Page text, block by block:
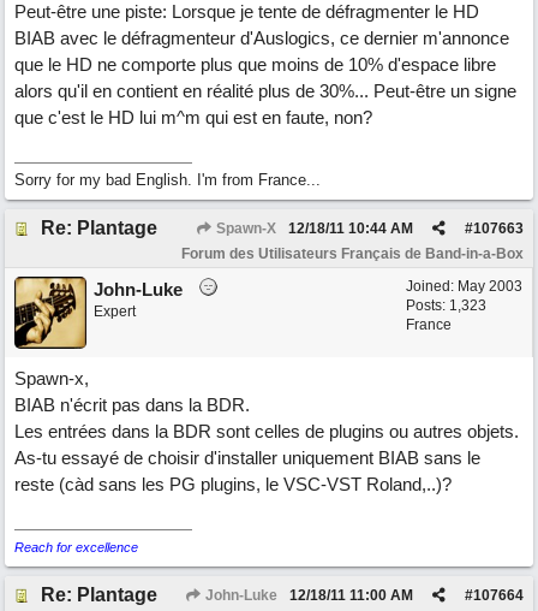
Peut-être une piste: Lorsque je tente de défragmenter le HD
BIAB avec le défragmenteur d'Auslogics, ce dernier m'annonce
que le HD ne comporte plus que moins de 10% d'espace libre
alors qu'il en contient en réalité plus de 30%... Peut-être un signe
que c'est le HD lui m^m qui est en faute, non?
Sorry for my bad English. I'm from France...
Re: Plantage Spawn-X #107663
12/18/11 10:44 AM
Forum des Utilisateurs Français de Band-in-a-Box
Joined: May 2003
Posts: 1,323
France
John-Luke
Expert
Spawn-x,
BIAB n'écrit pas dans la BDR.
Les entrées dans la BDR sont celles de plugins ou autres objets.
As-tu essayé de choisir d'installer uniquement BIAB sans le
reste (càd sans les PG plugins, le VSC-VST Roland,..)?
Reach for excellence
Re: Plantage John-Luke #107664
12/18/11 11:00 AM